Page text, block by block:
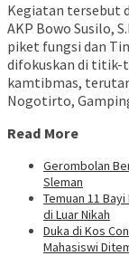
Kegiatan tersebut
AKP Bowo Susilo,
piket fungsi dan
difokuskan di titik-
kamtibmas,
Nogotirto,
Read More
Gerombolan
Sleman
Temuan 11
di Luar Nikah
Duka di Kos
Mahasiswi